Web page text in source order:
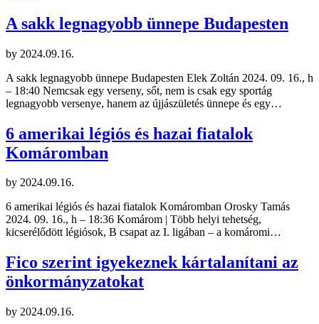
A sakk legnagyobb ünnepe Budapesten
by 2024.09.16.
A sakk legnagyobb ünnepe Budapesten Elek Zoltán 2024. 09. 16., h
– 18:40 Nemcsak egy verseny, sőt, nem is csak egy sportág
legnagyobb versenye, hanem az újjászületés ünnepe és egy…
6 amerikai légiós és hazai fiatalok
Komáromban
by 2024.09.16.
6 amerikai légiós és hazai fiatalok Komáromban Orosky Tamás
2024. 09. 16., h – 18:36 Komárom | Több helyi tehetség,
kicserélődött légiósok, B csapat az I. ligában – a komáromi…
Fico szerint igyekeznek kártalanítani az
önkormányzatokat
by 2024.09.16.